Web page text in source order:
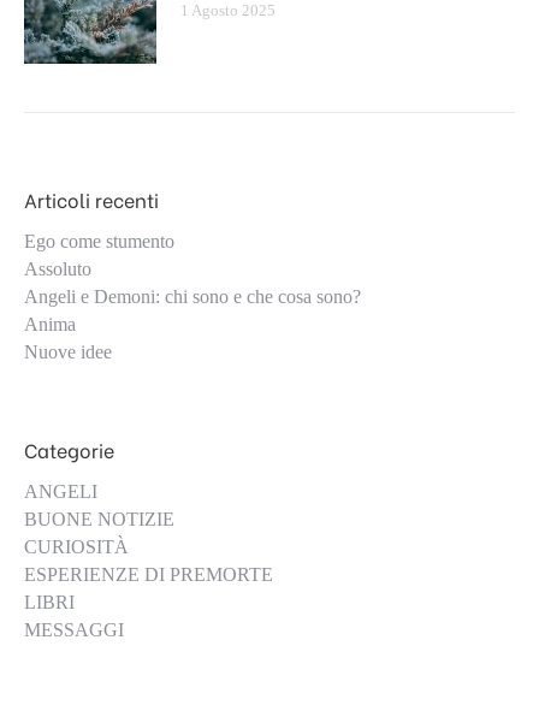
1 Agosto 2025
Articoli recenti
Ego come stumento
Assoluto
Angeli e Demoni: chi sono e che cosa sono?
Anima
Nuove idee
Categorie
ANGELI
BUONE NOTIZIE
CURIOSITÀ
ESPERIENZE DI PREMORTE
LIBRI
MESSAGGI